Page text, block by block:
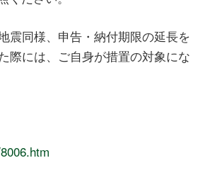
震同様、申告・納付期限の延長を
際には、ご自身が措置の対象にな